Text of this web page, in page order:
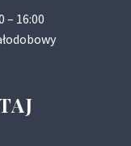
– 16:00